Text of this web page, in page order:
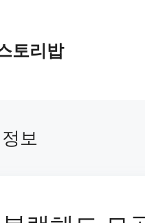
토리밥
정보